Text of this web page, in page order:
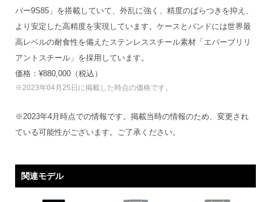
バー9S85」を搭載していて、外乱に強く、精度のばらつきを抑え、
より安定した高精度を実現しています。ケースとバンドには世界最
高レベルの耐食性を備えたステンレススチール素材「エバーブリリ
アントスチール」を採用しています。
価格：¥880,000（税込）
※2023年04月25日に掲載した時点の価格です。
※2023年4月時点での情報です。掲載当時の情報のため、変更され
ている可能性がございます。ご了承ください。
関連モデル